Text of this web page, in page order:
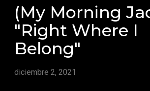
(My Morning
"Right Where I
Belong"
diciembre 2, 2021